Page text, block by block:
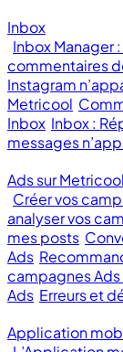
Inbox
Inbox Manager
commentaires
Instagram
Metricool
Inbox Inbox :
messages
Ads sur Metricool
Créer vos
analyser vos
mes posts
Ads
campagnes
Ads Erreurs et
Application